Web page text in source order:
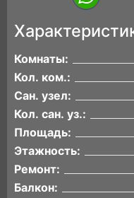
Комнаты:
Кол. ком.:
Сан. узел:
Кол. сан. уз.:
Площадь:
Этажность:
Ремонт:
Балкон: